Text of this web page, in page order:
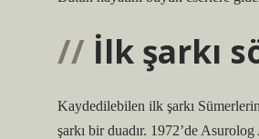
İlk şarkı
Kaydedilebilen ilk şarkı
şarkı bir duadır. 1972’de